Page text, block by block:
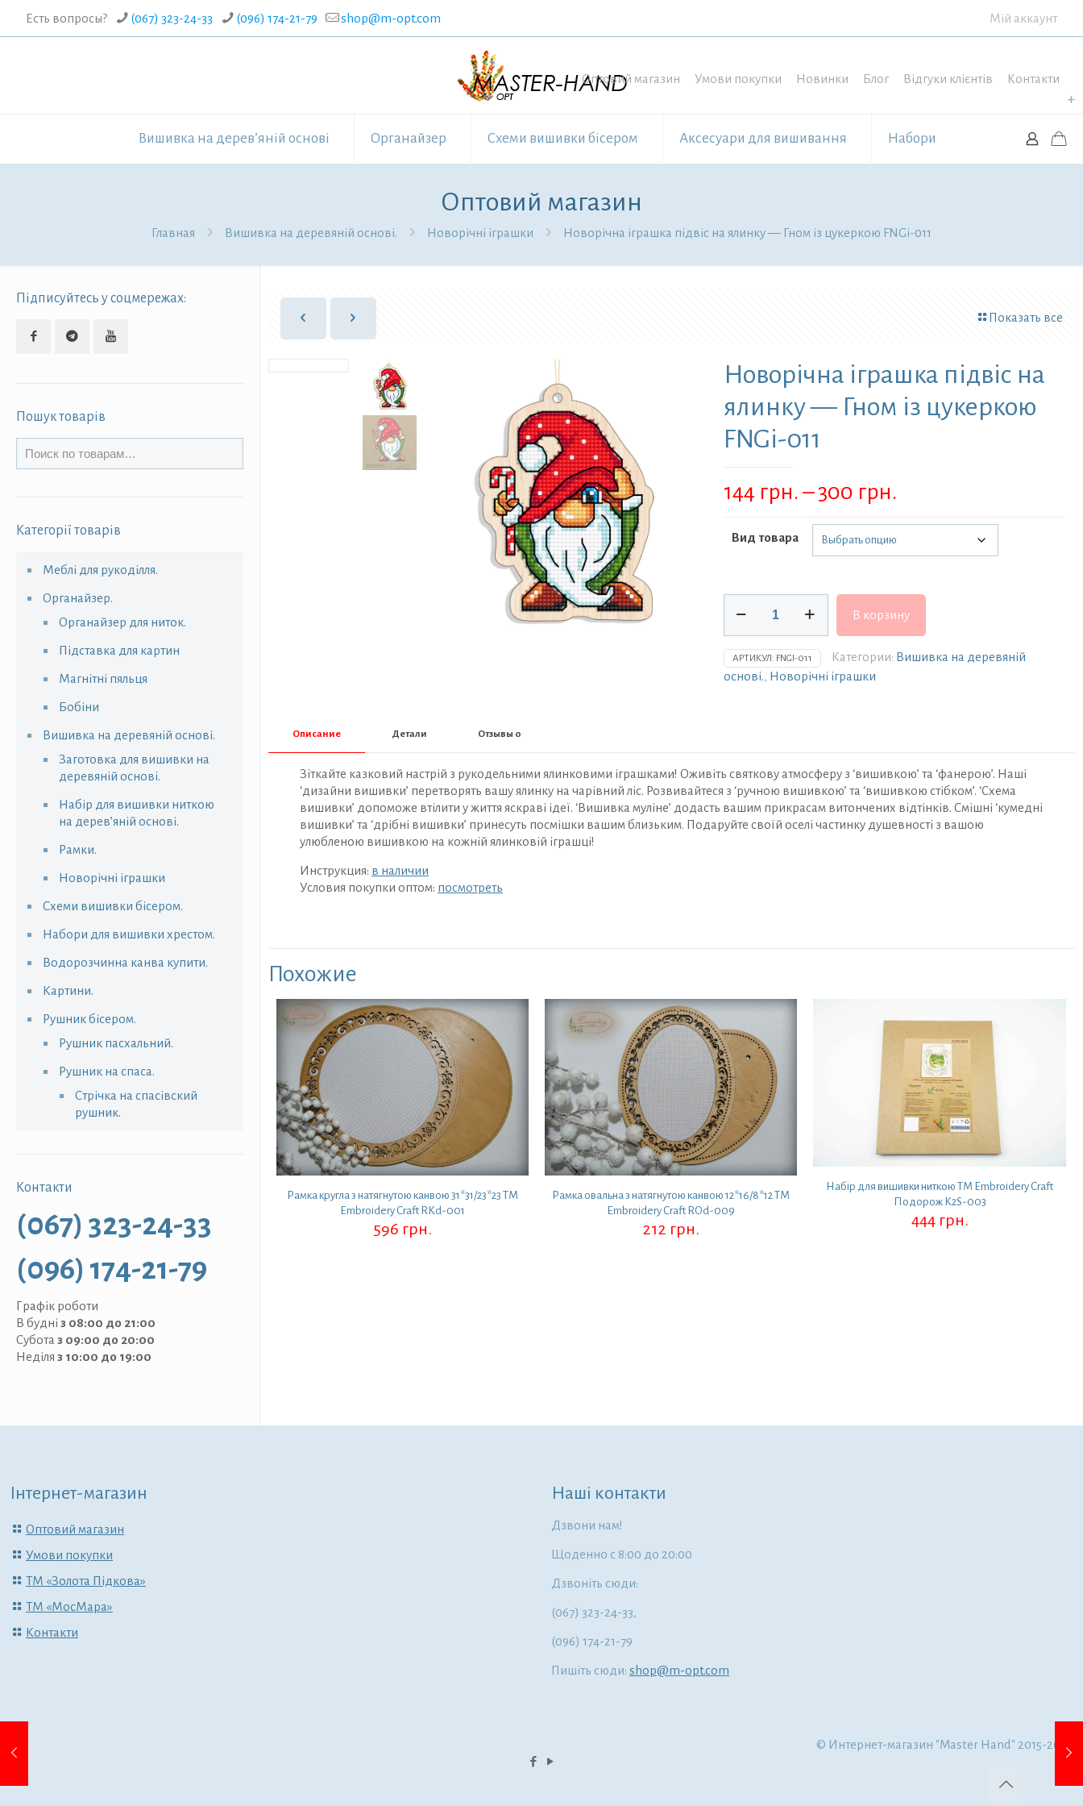
Есть вопросы? (067) 323-24-33 (096) 174-21-79 shop@m-opt.com Мій аккаунт
Вишивка на дерев’яній основі Органайзер Схеми вишивки бісером Аксесуари для вишивання Набори
Оптовий магазин Умови покупки Новинки Блог Відгуки клієнтів Контакти
Оптовий магазин
Главная Вишивка на деревяній основі. Новорічні іграшки Новорічна іграшка підвіс на ялинку — Гном із цукеркою FNGi-011
Показать все
Новорічна іграшка підвіс на
ялинку — Гном із цукеркою
FNGi-011
144 грн.– 300 грн.Диапазон
144 грн.
–
300 грн.
Вид товара
товара
Новорічна
іграшка
підвіс
цукеркою
FNGi-
011
В корзину
АРТИКУЛ: FNGI-011 Категории: Вишивка на деревяній
основі. Новорічні іграшки
Описание Детали Отзывы 0
Зіткайте казковий настрій з рукодельними ялинковими іграшками! Оживіть святкову атмосферу з ‘вишивкою’ та ‘фанерою’. Наші
‘дизайни вишивки’ перетворять вашу ялинку на чарівний ліс. Розвивайтеся з ‘ручною вишивкою’ та ‘вишивкою стібком’. ‘Схема
вишивки’ допоможе втілити у життя яскраві ідеї. ‘Вишивка муліне’ додасть вашим прикрасам витончених відтінків. Смішні ‘кумедні
вишивки’ та ‘дрібні вишивки’ принесуть посмішки вашим близьким. Подаруйте своїй оселі частинку душевності з вашою
улюбленою вишивкою на кожній ялинковій іграшці!
Инструкция: в наличии
Условия покупки оптом: посмотреть
Похожие
Рамка кругла з натягнутою канвою 31*31/23*23 ТМ
Embroidery Craft RKd-001
596 грн.
Рамка овальна з натягнутою канвою 12*16/8*12 ТМ
Embroidery Craft ROd-009
212 грн.
Набір для вишивки ниткою ТМ Embroidery Craft
Подорож K2S-003
444 грн.
Підписуйтесь у соцмережах:
Пошук товарів
Категорії товарів
Меблі для рукоділля.
Органайзер.
Органайзер для ниток.
Підставка для картин
Магнітні пяльця
Бобіни
Вишивка на деревяній основі.
Заготовка для вишивки на
деревяній основі.
Набір для вишивки ниткою
на дерев’яній основі.
Рамки.
Новорічні іграшки
Схеми вишивки бісером.
Набори для вишивки хрестом.
Водорозчинна канва купити.
Картини.
Рушник бісером.
Рушник пасхальний.
Рушник на спаса.
Стрічка на спасівский
рушник.
Контакти
(067) 323-24-33
(096) 174-21-79
Графік роботи
В будні з 08:00 до 21:00
Субота з 09:00 до 20:00
Неділя з 10:00 до 19:00
Інтернет-магазин
Оптовий магазин
Умови покупки
ТМ «Золота Підкова»
ТМ «МосМара»
Контакти
Наші контакти
Дзвони нам!
Щоденно с 8:00 до 20:00
Дзвоніть сюди:
(067) 323-24-33,
(096) 174-21-79
Пишіть сюди: shop@m-opt.com
© Интернет-магазин "Master Hand" 2015-2022